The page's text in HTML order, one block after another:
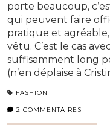
porte beaucoup,
qui peuvent faire
pratique et
vêtu. C’est le cas
suffisamment long
(n’en déplaise à
FASHION
2 COMMENTAIRES